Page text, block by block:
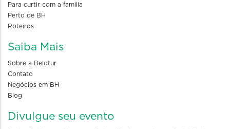
Para curtir com a familia
Perto de BH
Roteiros
Saiba Mais
Sobre a Belotur
Contato
Negócios em BH
Blog
Divulgue seu evento